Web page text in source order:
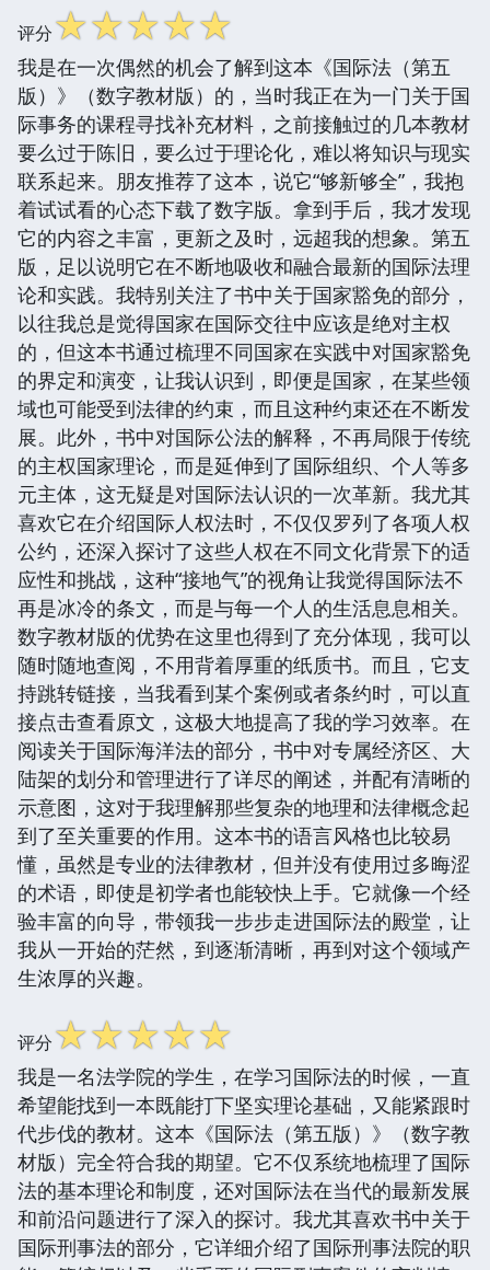
评分☆☆☆☆☆
我是在一次偶然的机会了解到这本《国际法（第五
版）》（数字教材版）的，当时我正在为一门关于国
际事务的课程寻找补充材料，之前接触过的几本教材
要么过于陈旧，要么过于理论化，难以将知识与现实
联系起来。朋友推荐了这本，说它“够新够全”，我抱
着试试看的心态下载了数字版。拿到手后，我才发现
它的内容之丰富，更新之及时，远超我的想象。第五
版，足以说明它在不断地吸收和融合最新的国际法理
论和实践。我特别关注了书中关于国家豁免的部分，
以往我总是觉得国家在国际交往中应该是绝对主权
的，但这本书通过梳理不同国家在实践中对国家豁免
的界定和演变，让我认识到，即便是国家，在某些领
域也可能受到法律的约束，而且这种约束还在不断发
展。此外，书中对国际公法的解释，不再局限于传统
的主权国家理论，而是延伸到了国际组织、个人等多
元主体，这无疑是对国际法认识的一次革新。我尤其
喜欢它在介绍国际人权法时，不仅仅罗列了各项人权
公约，还深入探讨了这些人权在不同文化背景下的适
应性和挑战，这种“接地气”的视角让我觉得国际法不
再是冰冷的条文，而是与每一个人的生活息息相关。
数字教材版的优势在这里也得到了充分体现，我可以
随时随地查阅，不用背着厚重的纸质书。而且，它支
持跳转链接，当我看到某个案例或者条约时，可以直
接点击查看原文，这极大地提高了我的学习效率。在
阅读关于国际海洋法的部分，书中对专属经济区、大
陆架的划分和管理进行了详尽的阐述，并配有清晰的
示意图，这对于我理解那些复杂的地理和法律概念起
到了至关重要的作用。这本书的语言风格也比较易
懂，虽然是专业的法律教材，但并没有使用过多晦涩
的术语，即使是初学者也能较快上手。它就像一个经
验丰富的向导，带领我一步步走进国际法的殿堂，让
我从一开始的茫然，到逐渐清晰，再到对这个领域产
生浓厚的兴趣。
评分☆☆☆☆☆
我是一名法学院的学生，在学习国际法的时候，一直
希望能找到一本既能打下坚实理论基础，又能紧跟时
代步伐的教材。这本《国际法（第五版）》（数字教
材版）完全符合我的期望。它不仅系统地梳理了国际
法的基本理论和制度，还对国际法在当代的最新发展
和前沿问题进行了深入的探讨。我尤其喜欢书中关于
国际刑事法的部分，它详细介绍了国际刑事法院的职